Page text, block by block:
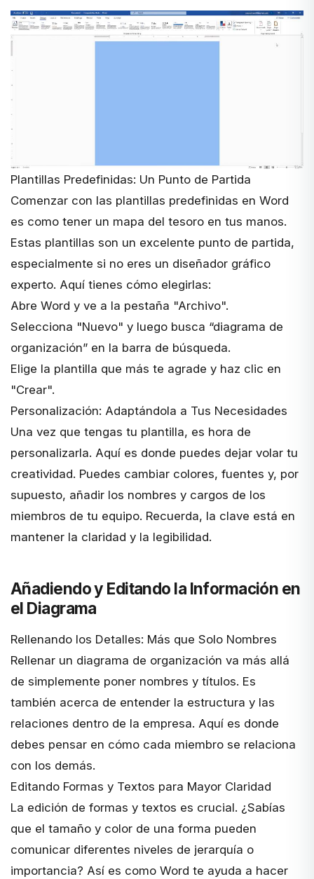
Plantillas Predefinidas: Un Punto de Partida
Comenzar con las plantillas predefinidas en Word
es como tener un mapa del tesoro en tus manos.
Estas plantillas son un excelente punto de partida,
especialmente si no eres un diseñador gráfico
experto. Aquí tienes cómo elegirlas:
Abre Word y ve a la pestaña "Archivo".
Selecciona "Nuevo" y luego busca “diagrama de
organización” en la barra de búsqueda.
Elige la plantilla que más te agrade y haz clic en
"Crear".
Personalización: Adaptándola a Tus Necesidades
Una vez que tengas tu plantilla, es hora de
personalizarla. Aquí es donde puedes dejar volar tu
creatividad. Puedes cambiar colores, fuentes y, por
supuesto, añadir los nombres y cargos de los
miembros de tu equipo. Recuerda, la clave está en
mantener la claridad y la legibilidad.
Añadiendo y Editando la Información en
el Diagrama
Rellenando los Detalles: Más que Solo Nombres
Rellenar un diagrama de organización va más allá
de simplemente poner nombres y títulos. Es
también acerca de entender la estructura y las
relaciones dentro de la empresa. Aquí es donde
debes pensar en cómo cada miembro se relaciona
con los demás.
Editando Formas y Textos para Mayor Claridad
La edición de formas y textos es crucial. ¿Sabías
que el tamaño y color de una forma pueden
comunicar diferentes niveles de jerarquía o
importancia? Así es como Word te ayuda a hacer